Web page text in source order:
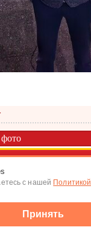
с нашей Политикой
Принять